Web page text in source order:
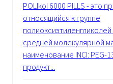
POLIkol 6000 PILLS - это
относящийся к группе
полиоксиэтиленгликолей
средней молекулярной
наименование INCI: PEG-
продукт...